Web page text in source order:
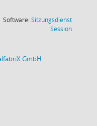
Software:Sitzungsdienst
Session(Wird in
GmbH